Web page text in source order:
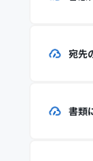
宛先
書類